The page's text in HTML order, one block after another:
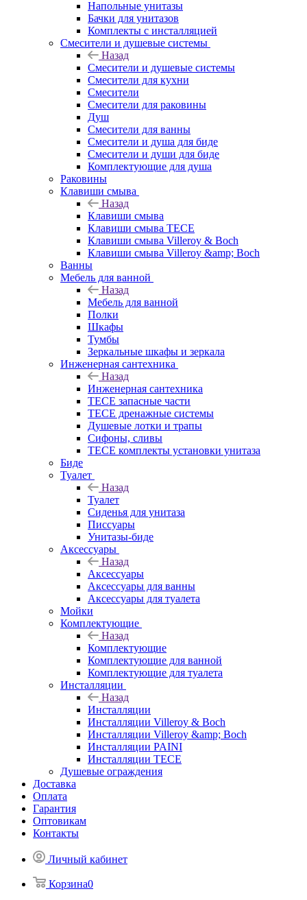
Напольные унитазы
Бачки для унитазов
Комплекты с инсталляцией
Смесители и душевые системы
Назад
Смесители и душевые системы
Смесители для кухни
Смесители
Смесители для раковины
Душ
Смесители для ванны
Смесители и душа для биде
Смесители и души для биде
Комплектующие для душа
Раковины
Клавиши смыва
Назад
Клавиши смыва
Клавиши смыва TECE
Клавиши смыва Villeroy & Boch
Клавиши смыва Villeroy &amp; Boch
Ванны
Мебель для ванной
Назад
Мебель для ванной
Полки
Шкафы
Тумбы
Зеркальные шкафы и зеркала
Инженерная сантехника
Назад
Инженерная сантехника
TECE запасные части
TECE дренажные системы
Душевые лотки и трапы
Сифоны, сливы
TECE комплекты установки унитаза
Биде
Туалет
Назад
Туалет
Сиденья для унитаза
Писсуары
Унитазы-биде
Аксессуары
Назад
Аксессуары
Аксессуары для ванны
Аксессуары для туалета
Мойки
Комплектующие
Назад
Комплектующие
Комплектующие для ванной
Комплектующие для туалета
Инсталляции
Назад
Инсталляции
Инсталляции Villeroy & Boch
Инсталляции Villeroy &amp; Boch
Инсталляции PAINI
Инсталляции TECE
Душевые ограждения
Доставка
Оплата
Гарантия
Оптовикам
Контакты
Личный кабинет
Корзина0